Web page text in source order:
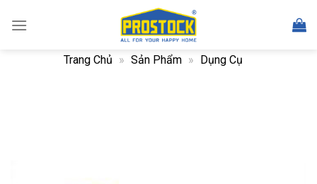
Trang Chủ » Sản Phẩm » Dụng Cụ